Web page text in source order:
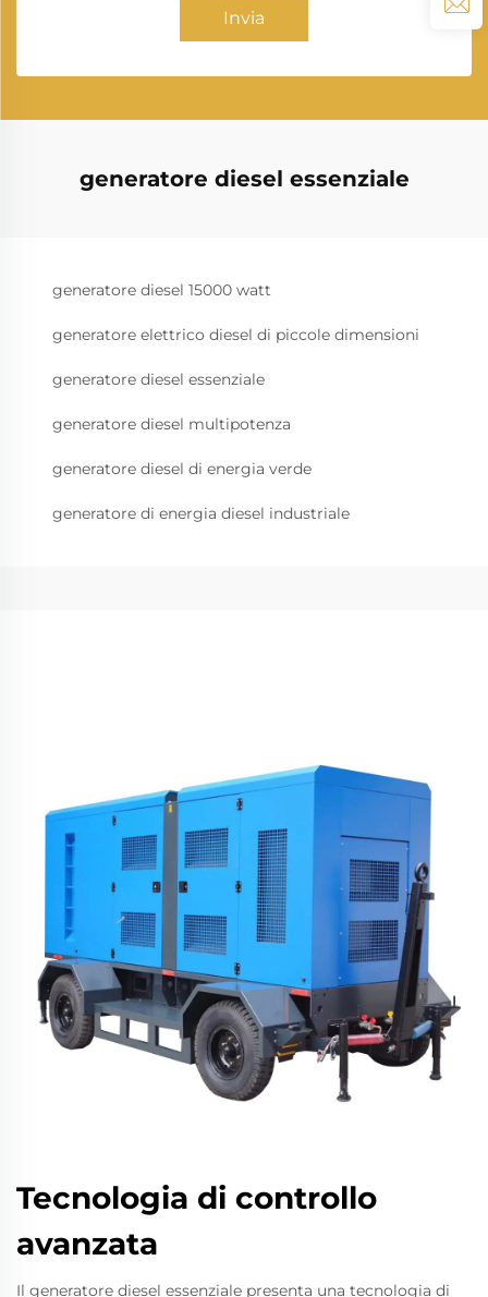
Invia
generatore diesel essenziale
generatore diesel 15000 watt
generatore elettrico diesel di piccole dimensioni
generatore diesel essenziale
generatore diesel multipotenza
generatore diesel di energia verde
generatore di energia diesel industriale
Tecnologia di controllo
avanzata
Il generatore diesel essenziale presenta una tecnologia di